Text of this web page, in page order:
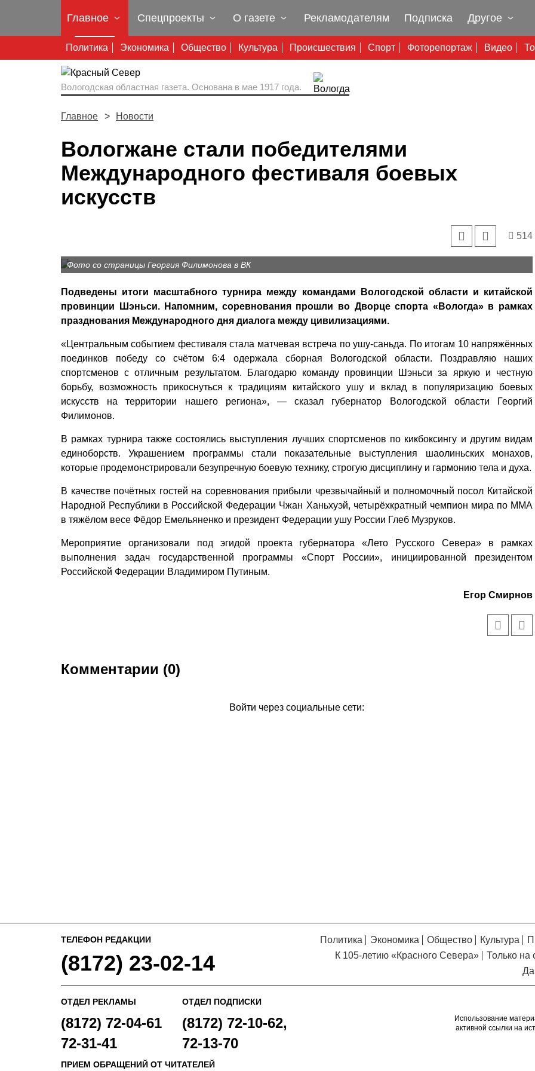
Главное
Политика Экономика Общество Культура Происшествия Спорт Фоторепортаж Видео
Спецпроекты О газете Рекламодателям Подписка Другое
Вологодская областная газета. Основана в мае 1917 года.
Главное Новости
Вологжане стали победителями
Международного фестиваля боевых
искусств
514
Фото со страницы Георгия Филимонова в ВК
Подведены итоги масштабного турнира между командами Вологодской области и китайской
провинции Шэньси. Напомним, соревнования прошли во Дворце спорта «Вологда» в рамках
празднования Международного дня диалога между цивилизациями.
«Центральным событием фестиваля стала матчевая встреча по ушу-саньда. По итогам 10 напряжённых
поединков победу со счётом 6:4 одержала сборная Вологодской области. Поздравляю наших
спортсменов с отличным результатом. Благодарю команду провинции Шэньси за яркую и честную
борьбу, возможность прикоснуться к традициям китайского ушу и вклад в популяризацию боевых
искусств на территории нашего региона», — сказал губернатор Вологодской области Георгий
Филимонов.
В рамках турнира также состоялись выступления лучших спортсменов по кикбоксингу и другим видам
единоборств. Украшением программы стали показательные выступления шаолиньских монахов,
которые продемонстрировали безупречную боевую технику, строгую дисциплину и гармонию тела и духа.
В качестве почётных гостей на соревнования прибыли чрезвычайный и полномочный посол Китайской
Народной Республики в Российской Федерации Чжан Ханьхуэй, четырёхкратный чемпион мира по ММА
в тяжёлом весе Фёдор Емельяненко и президент Федерации ушу России Глеб Музруков.
Мероприятие организовали под эгидой проекта губернатора «Лето Русского Севера» в рамках
выполнения задач государственной программы «Спорт России», инициированной президентом
Российской Федерации Владимиром Путиным.
Егор Смирнов
Комментарии (0)
Войти через социальные сети:
ТЕЛЕФОН РЕДАКЦИИ
(8172) 23-02-14
Политика Экономика Общество Культура
К 105-летию «Красного Севера»
Только на
ОТДЕЛ РЕКЛАМЫ
(8172) 72-04-61
72-31-41
ОТДЕЛ ПОДПИСКИ
(8172) 72-10-62,
72-13-70
ПРИЕМ ОБРАЩЕНИЙ ОТ ЧИТАТЕЛЕЙ
Использование
активной ссылки на